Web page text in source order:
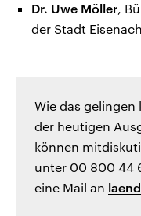
Dr. Uwe Möller,
der Stadt Eisenach
Wie das gelingen
der heutigen
können
unter 00 800 44
eine Mail an